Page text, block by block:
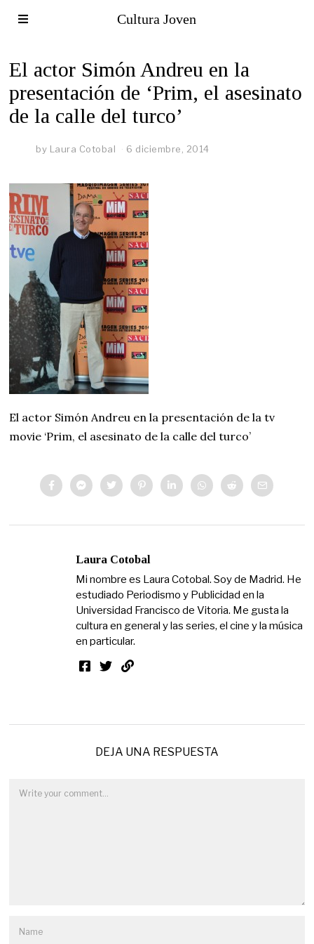
Cultura Joven
El actor Simón Andreu en la
presentación de ‘Prim, el asesinato
de la calle del turco’
by Laura Cotobal 6 diciembre, 2014
El actor Simón Andreu en la presentación de la tv
movie ‘Prim, el asesinato de la calle del turco’
Laura Cotobal
Mi nombre es Laura Cotobal. Soy de Madrid. He
estudiado Periodismo y Publicidad en la
Universidad Francisco de Vitoria. Me gusta la
cultura en general y las series, el cine y la música
en particular.
DEJA UNA RESPUESTA